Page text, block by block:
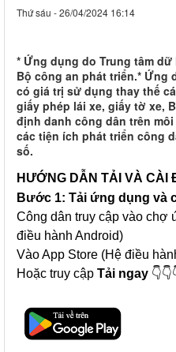
Thứ sáu - 26/04/2024 16:14
* Ứng dụng do Trung tâm
Bộ công an phát triển.* Ứng
có giá trị sử dụng thay thế
giấy phép lái xe, giấy tờ xe,
định danh công dân trên
các tiện ích phát triển công
số.
HƯỚNG DẪN TẢI VÀ CÀI
Bước 1: Tải ứng dụng và
Công dân truy cập vào chợ
điều hành Android)
Vào App Store (Hệ điều
Hoặc truy cập Tải ngay